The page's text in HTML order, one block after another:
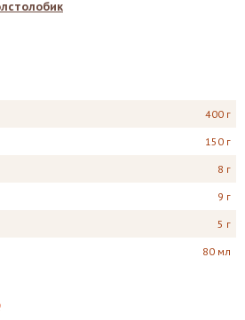
400 г
150 г
8 г
9 г
5 г
80 мл